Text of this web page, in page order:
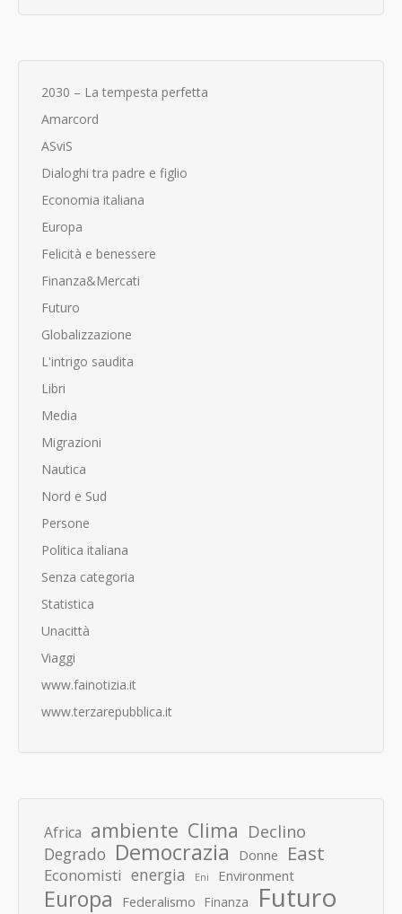
2030 – La tempesta perfetta
Amarcord
ASviS
Dialoghi tra padre e figlio
Economia italiana
Europa
Felicità e benessere
Finanza&Mercati
Futuro
Globalizzazione
L'intrigo saudita
Libri
Media
Migrazioni
Nautica
Nord e Sud
Persone
Politica italiana
Senza categoria
Statistica
Unacittà
Viaggi
www.fainotizia.it
www.terzarepubblica.it
Africa ambiente Clima Declino
Degrado Democrazia Donne East
Economisti energia Eni Environment
Europa Federalismo Finanza Futuro